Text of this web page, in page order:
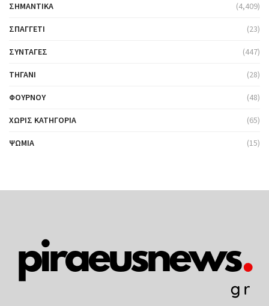
ΣΗΜΑΝΤΙΚΆ (4,409)
ΣΠΑΓΓΈΤΙ (23)
ΣΥΝΤΑΓΈΣ (447)
ΤΗΓΆΝΙ (28)
ΦΟΎΡΝΟΥ (48)
ΧΩΡΊΣ ΚΑΤΗΓΟΡΊΑ (65)
ΨΩΜΙΆ (15)